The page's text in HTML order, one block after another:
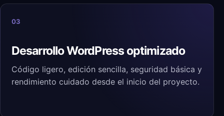
03
Desarrollo WordPress optimizado
Código ligero, edición sencilla, seguridad básica y
rendimiento cuidado desde el inicio del proyecto.